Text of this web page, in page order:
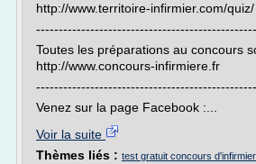
http://www.territoire-infirmier.com/quiz/
Toutes les préparations au concours
http://www.concours-infirmiere.fr
Venez sur la page Facebook :...
Voir la suite
Thèmes liés : test gratuit concours d'infirmier